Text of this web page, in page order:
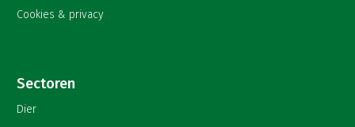
Cookies & privacy
Sectoren
Dier